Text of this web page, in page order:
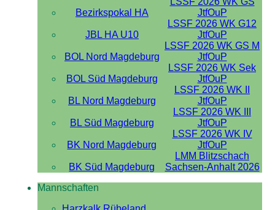
Bezirkspokal HA
JtfOuP
JBL HA U10
LSSF 2026 WK G12
JtfOuP
BOL Nord Magdeburg
LSSF 2026 WK GS M
JtfOuP
BOL Süd Magdeburg
LSSF 2026 WK Sek
JtfOuP
BL Nord Magdeburg
LSSF 2026 WK II
JtfOuP
BL Süd Magdeburg
LSSF 2026 WK III
JtfOuP
BK Nord Magdeburg
LSSF 2026 WK IV
JtfOuP
BK Süd Magdeburg
LMM Blitzschach
Sachsen-Anhalt 2026
Mannschaften